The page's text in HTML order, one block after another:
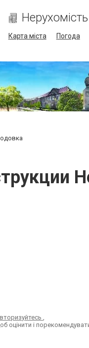
Нерухомість
Карта міста Погода
,
оцінити і